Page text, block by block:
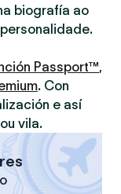
biografía ao
Passport™,
. Con
e así
vila.